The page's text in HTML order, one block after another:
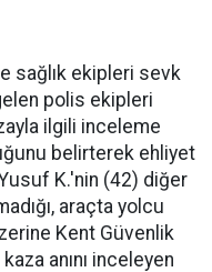
sağlık ekipleri sevk
polis ekipleri
ilgili inceleme
belirterek ehliyet
K.'nin (42) diğer
araçta yolcu
Kent Güvenlik
anını inceleyen